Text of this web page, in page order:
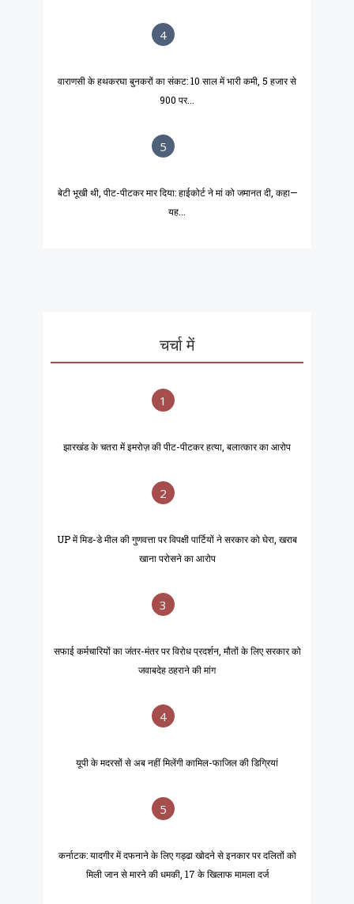
4
वाराणसी के हथकरघा बुनकरों का संकट: 10 साल में भारी कमी, 5 हजार से
900 पर...
5
बेटी भूखी थी, पीट-पीटकर मार दिया: हाईकोर्ट ने मां को जमानत दी, कहा—
यह...
चर्चा में
1
झारखंड के चतरा में इमरोज़ की पीट-पीटकर हत्या, बलात्कार का आरोप
2
UP में मिड-डे मील की गुणवत्ता पर विपक्षी पार्टियों ने सरकार को घेरा, खराब
खाना परोसने का आरोप
3
सफाई कर्मचारियों का जंतर-मंतर पर विरोध प्रदर्शन, मौतों के लिए सरकार को
जवाबदेह ठहराने की मांग
4
यूपी के मदरसों से अब नहीं मिलेंगी कामिल-फाजिल की डिग्रियां
5
कर्नाटक: यादगीर में दफनाने के लिए गड्ढा खोदने से इनकार पर दलितों को
मिली जान से मारने की धमकी, 17 के खिलाफ मामला दर्ज